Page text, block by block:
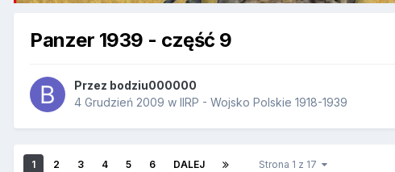
Panzer 1939 - część 9
Przez bodziu000000
4 Grudzień 2009 w IIRP - Wojsko Polskie 1918-1939
1 2 3 4 5 6 DALEJ Strona 1 z 17